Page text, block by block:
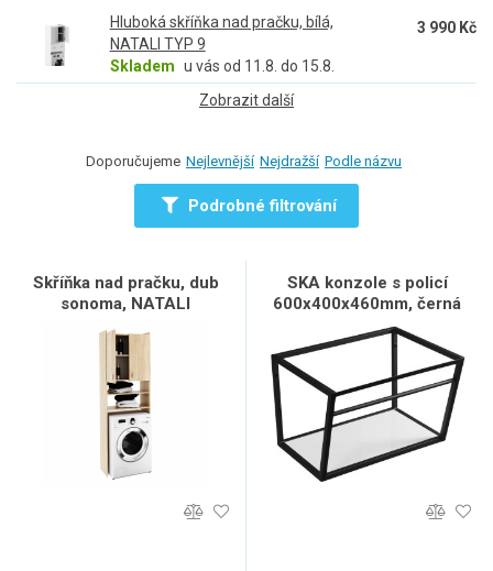
Hluboká skříňka nad pračku, bílá,
NATALI TYP 9
Skladem u vás od 11.8. do 15.8.
3 990 Kč
Zobrazit další
Doporučujeme Nejlevnější Nejdražší Podle názvu
Podrobné filtrování
Skříňka nad pračku, dub
sonoma, NATALI
SKA konzole s policí
600x400x460mm, černá
mat